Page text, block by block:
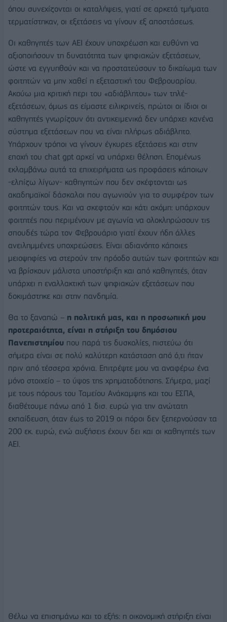
όπου συνεχίζονται οι καταλήψεις, γιατί σε αρκετά τμήματα
τερματίστηκαν, οι εξετάσεις να γίνουν εξ αποστάσεως.
Οι καθηγητές των ΑΕΙ έχουν υποχρέωση και ευθύνη να
αξιοποιήσουν τη δυνατότητα των ψηφιακών εξετάσεων,
ώστε να εγγυηθούν και να προστατεύσουν το δικαίωμα των
φοιτητών να μην χαθεί η εξεταστική του Φεβρουαρίου.
Ακούω μια κριτική περι του «αδιάβλητου» των τηλέ-
εξετάσεων, όμως ας είμαστε ειλικρινείς, πρώτοι οι ίδιοι οι
καθηγητές γνωρίζουν ότι αντικειμενικά δεν υπάρχει κανένα
σύστημα εξετάσεων που να είναι πλήρως αδιάβλητο.
Υπάρχουν τρόποι να γίνουν έγκυρες εξετάσεις και στην
εποχή του chat gpt αρκεί να υπάρχει θέληση. Επομένως
εκλαμβάνω αυτά τα επιχειρήματα ως προφάσεις κάποιων
-ελπίζω λίγων- καθηγητών που δεν σκέφτονται ως
ακαδημαϊκοί δάσκαλοι που αγωνιούν για το συμφέρον των
φοιτητών τους. Και να σκεφτούν και κάτι ακόμη: υπάρχουν
φοιτητές που περιμένουν με αγωνία να ολοκληρώσουν τις
σπουδές τώρα τον Φεβρουάριο γιατί έχουν ήδη άλλες
ανειλημμένες υποχρεώσεις. Είναι αδιανόητο κάποιες
μειοψηφίες να στερούν την πρόοδο αυτών των φοιτητών και
να βρίσκουν μάλιστα υποστήριξη και από καθηγητές, όταν
υπάρχει η εναλλακτική των ψηφιακών εξετάσεων που
δοκιμάστηκε και στην πανδημία.
Θα το ξαναπώ – η πολιτική μας, και η προσωπική μου
προτεραιότητα, είναι η στήριξη του δημόσιου
Πανεπιστημίου που παρά τις δυσκολίες, πιστεύω ότι
σήμερα είναι σε πολύ καλύτερη κατάσταση από ό,τι ήταν
πριν από τέσσερα χρόνια. Επιτρέψτε μου να αναφέρω ένα
μόνο στοιχείο – το ύψος της χρηματοδότησης. Σήμερα, μαζί
με τους πόρους του Ταμείου Ανάκαμψης και του ΕΣΠΑ,
διαθέτουμε πάνω από 1 δισ. ευρώ για την ανώτατη
εκπαίδευση, όταν έως το 2019 οι πόροι δεν ξεπερνούσαν τα
200 εκ. ευρώ, ενώ αυξήσεις έχουν δει και οι καθηγητές των
ΑΕΙ.
Θέλω να επισημάνω και το εξής: η οικονομική στήριξη είναι